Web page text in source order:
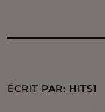
ÉCRIT PAR: HITS1